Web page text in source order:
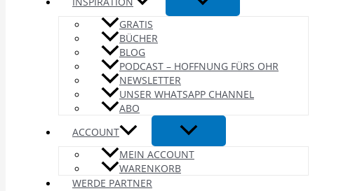
GRATIS
BÜCHER
BLOG
PODCAST – HOFFNUNG FÜRS OHR
NEWSLETTER
UNSER WHATSAPP CHANNEL
ABO
ACCOUNT
MEIN ACCOUNT
WARENKORB
WERDE PARTNER